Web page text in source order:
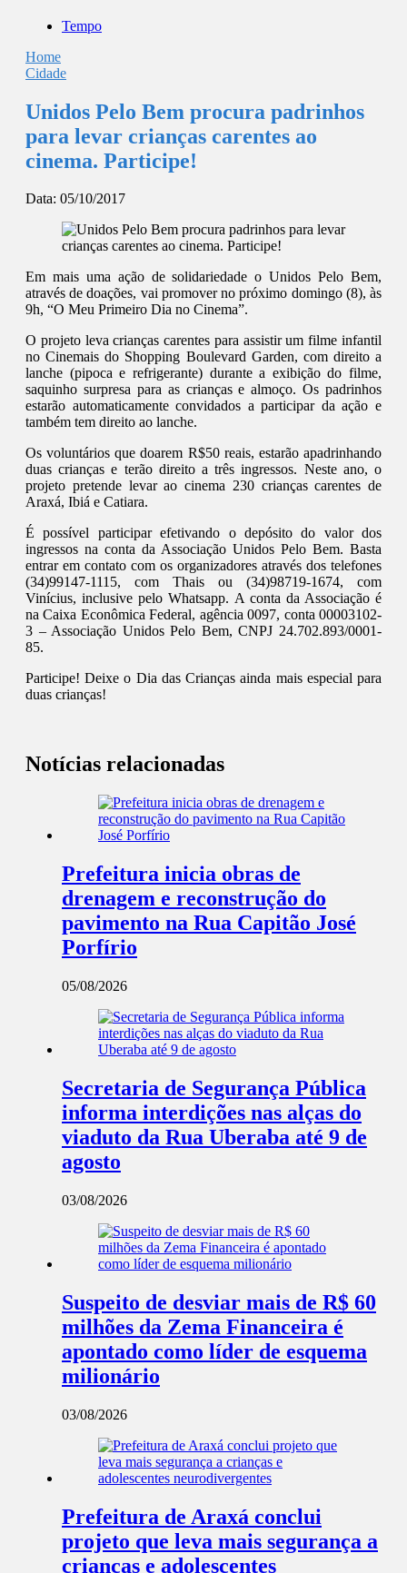
Tempo
Home
Cidade
Unidos Pelo Bem procura padrinhos
para levar crianças carentes ao
cinema. Participe!
Data: 05/10/2017
Em mais uma ação de solidariedade o Unidos Pelo Bem,
através de doações, vai promover no próximo domingo (8), às
9h, “O Meu Primeiro Dia no Cinema”.
O projeto leva crianças carentes para assistir um filme infantil
no Cinemais do Shopping Boulevard Garden, com direito a
lanche (pipoca e refrigerante) durante a exibição do filme,
saquinho surpresa para as crianças e almoço. Os padrinhos
estarão automaticamente convidados a participar da ação e
também tem direito ao lanche.
Os voluntários que doarem R$50 reais, estarão apadrinhando
duas crianças e terão direito a três ingressos. Neste ano, o
projeto pretende levar ao cinema 230 crianças carentes de
Araxá, Ibiá e Catiara.
É possível participar efetivando o depósito do valor dos
ingressos na conta da Associação Unidos Pelo Bem. Basta
entrar em contato com os organizadores através dos telefones
(34)99147-1115, com Thais ou (34)98719-1674, com
Vinícius, inclusive pelo Whatsapp. A conta da Associação é
na Caixa Econômica Federal, agência 0097, conta 00003102-
3 – Associação Unidos Pelo Bem, CNPJ 24.702.893/0001-
85.
Participe! Deixe o Dia das Crianças ainda mais especial para
duas crianças!
Notícias relacionadas
Prefeitura inicia obras de
drenagem e reconstrução do
pavimento na Rua Capitão José
Porfírio
05/08/2026
Secretaria de Segurança Pública
informa interdições nas alças do
viaduto da Rua Uberaba até 9 de
agosto
03/08/2026
Suspeito de desviar mais de R$ 60
milhões da Zema Financeira é
apontado como líder de esquema
milionário
03/08/2026
Prefeitura de Araxá conclui
projeto que leva mais segurança a
crianças e adolescentes